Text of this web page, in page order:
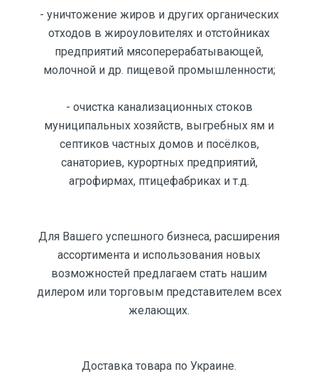
- уничтожение жиров и других органических
отходов в жироуловителях и отстойниках
предприятий мясоперерабатывающей,
молочной и др. пищевой промышленности;
- очистка канализационных стоков
муниципальных хозяйств, выгребных ям и
септиков частных домов и посёлков,
санаториев, курортных предприятий,
агрофирмах, птицефабриках и т.д.
Для Вашего успешного бизнеса, расширения
ассортимента и использования новых
возможностей предлагаем стать нашим
дилером или торговым представителем всех
желающих.
Доставка товара по Украине.